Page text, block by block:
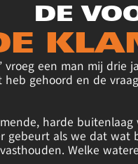
DE
vroeg een man mij
gehoord en de
harde
gebeurt als we dat
Welke